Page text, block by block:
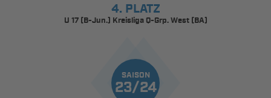
4. PLATZ
U 17 (B-Jun.) Kreisliga Q-Grp. West (BA)
SAISON
23/24